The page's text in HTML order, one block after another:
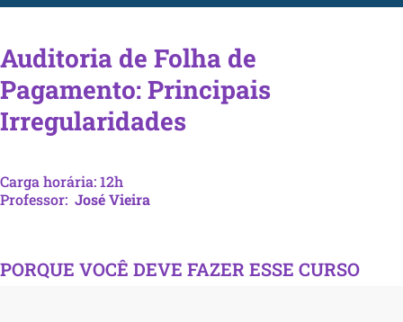
Auditoria de Folha de
Pagamento: Principais
Irregularidades
Carga horária: 12h
Professor: José Vieira
PORQUE VOCÊ DEVE FAZER ESSE CURSO